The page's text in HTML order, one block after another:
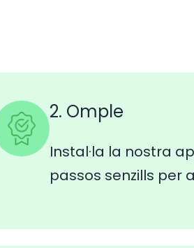
2. Omple
Instal·la la nostra
passos senzills per